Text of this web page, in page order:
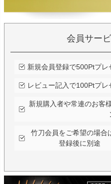
会員サー
新規会員登録で500Ptプ
レビュー記入で100Ptプレ
新規購入者や常連のお客
竹刀会員をご希望の場合
登録後に別途